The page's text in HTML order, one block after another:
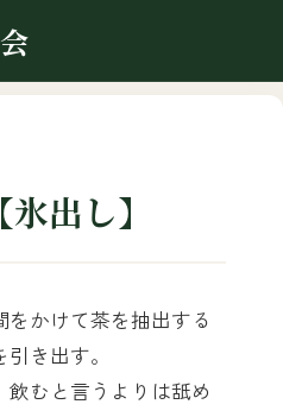
出し】
かけて茶を抽出する
き出す。
むと言うよりは舐め